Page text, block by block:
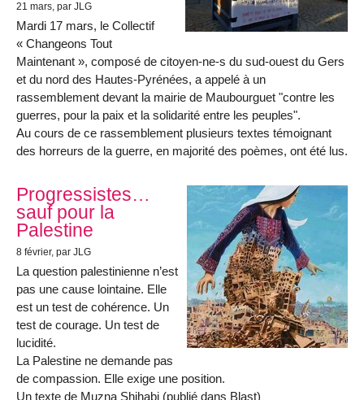
21 mars, par JLG
Mardi 17 mars, le Collectif
« Changeons Tout
Maintenant », composé de citoyen-ne-s du sud-ouest du Gers
et du nord des Hautes-Pyrénées, a appelé à un
rassemblement devant la mairie de Maubourguet "contre les
guerres, pour la paix et la solidarité entre les peuples".
Au cours de ce rassemblement plusieurs textes témoignant
des horreurs de la guerre, en majorité des poèmes, ont été lus.
Progressistes…
sauf pour la
Palestine
8 février, par JLG
La question palestinienne n’est
pas une cause lointaine. Elle
est un test de cohérence. Un
test de courage. Un test de
lucidité.
La Palestine ne demande pas
de compassion. Elle exige une position.
Un texte de Muzna Shihabi (publié dans Blast)